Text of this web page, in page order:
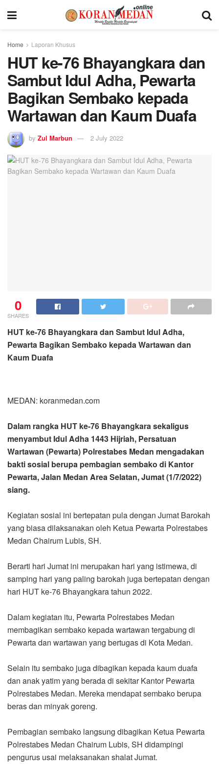
Home Laporan Khusus
HUT ke-76 Bhayangkara dan
Sambut Idul Adha, Pewarta
Bagikan Sembako kepada
Wartawan dan Kaum Duafa
by Zul Marbun 2 July 2022
0
SHARES
HUT ke-76 Bhayangkara dan Sambut Idul Adha,
Pewarta Bagikan Sembako kepada Wartawan dan
Kaum Duafa
MEDAN: koranmedan.com
Dalam rangka HUT ke-76 Bhayangkara sekaligus
menyambut Idul Adha 1443 Hijriah, Persatuan
Wartawan (Pewarta) Polrestabes Medan mengadakan
bakti sosial berupa pembagian sembako di Kantor
Pewarta, Jalan Medan Area Selatan, Jumat (1/7/2022)
siang.
Kegiatan sosial ini bertepatan pula dengan Jumat Barokah
yang biasa dilaksanakan oleh Ketua Pewarta Polrestabes
Medan Chairum Lubis, SH.
Berarti hari Jumat ini merupakan hari yang istimewa, di
samping hari yang paling barokah juga bertepatan dengan
hari HUT ke-76 Bhayangkara tahun 2022.
Dalam kegiatan itu, Pewarta Polrestabes Medan
membagikan sembako kepada wartawan tergabung di
Pewarta dan wartawan yang bertugas di Kota Medan.
Selain itu sembako juga dibagikan kepada kaum duafa
dan anak yatim yang berada di sekitar Kantor Pewarta
Polrestabes Medan. Mereka mendapat sembako berupa
beras dan minyak goreng.
Pembagian sembako langsung dibagikan Ketua Pewarta
Polrestabes Medan Chairum Lubis, SH didampingi
pengurus usai melaksanakan shalat Jumat.